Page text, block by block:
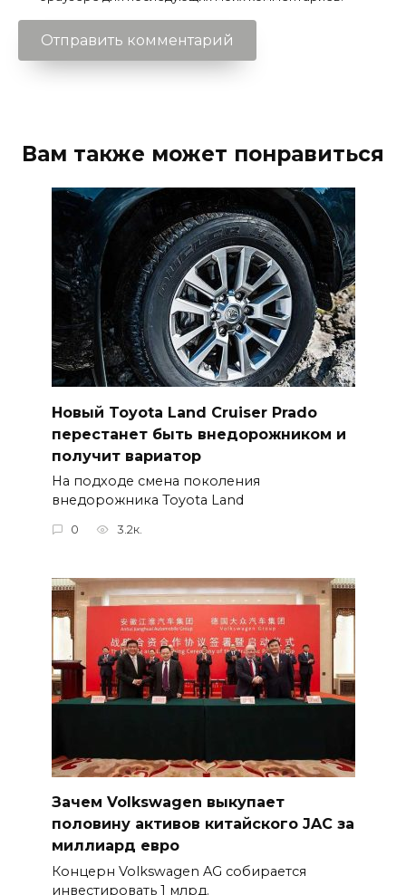
Вам также может понравиться
Новый Toyota Land Cruiser Prado
перестанет быть внедорожником и
получит вариатор
На подходе смена поколения
внедорожника Toyota Land
0 3.2к.
Зачем Volkswagen выкупает
половину активов китайского JAC за
миллиард евро
Концерн Volkswagen AG собирается
инвестировать 1 млрд.